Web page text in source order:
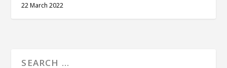
22 March 2022